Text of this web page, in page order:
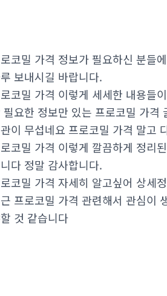
코밀 가격 정보가 필요하신 분들
보내시길 바랍니다.
코밀 가격 이렇게 세세한 내용들
필요한 정보만 있는 프로코밀 가격
이 무섭네요 프로코밀 가격 말고
코밀 가격 이렇게 깔끔하게 정리
다 정말 감사합니다.
코밀 가격 자세히 알고싶어 상세
프로코밀 가격 관련해서 관심이
것 같습니다